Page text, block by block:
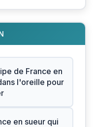
de France en
l'oreille pour
en sueur qui